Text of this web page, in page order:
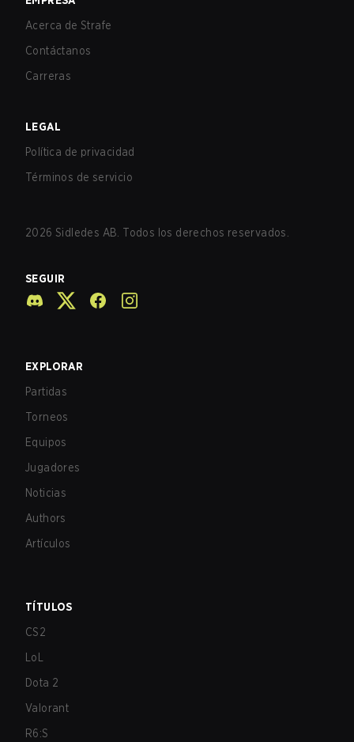
Acerca de Strafe
Contáctanos
Carreras
LEGAL
Política de privacidad
Términos de servicio
2026 Sidledes AB. Todos los derechos reservados.
SEGUIR
EXPLORAR
Partidas
Torneos
Equipos
Jugadores
Noticias
Authors
Artículos
TÍTULOS
CS2
LoL
Dota 2
Valorant
R6:S